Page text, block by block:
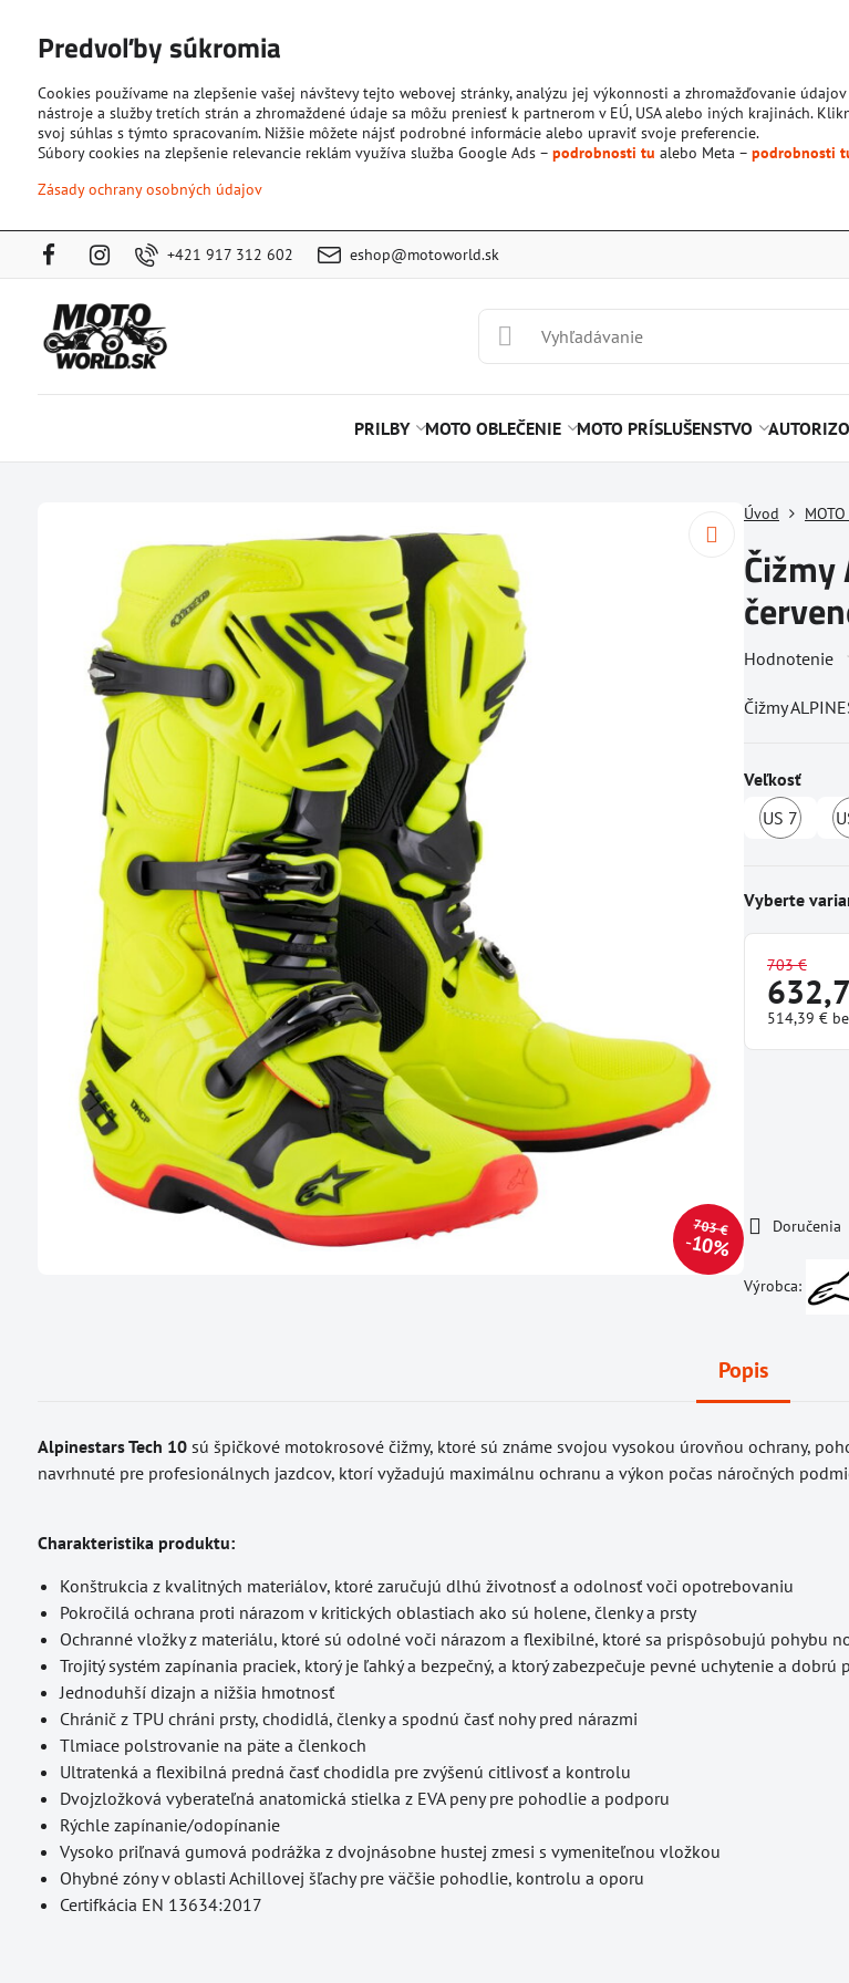
+421 917 312 602 eshop@motoworld.sk
PRILBY MOTO OBLEČENIE MOTO PRÍSLUŠENSTVO
703 €
10%
Úvod
Čižmy
Hodnotenie
Čižmy
Veľkosť
US 7
Vyberte
703 €
514,39 €
Doručenia
Výrobca:
Popis
Alpinestars Tech 10sú špičkové motokrosové čižmy, ktoré sú známe svojou vysokou úrovňou ochrany,
navrhnuté pre profesionálnych jazdcov, ktorí vyžadujú maximálnu ochranu a výkon počas náročných
Charakteristika produktu:
Konštrukcia z kvalitných materiálov, ktoré zaručujú dlhú životnosť a odolnosť voči opotrebovaniu
Pokročilá ochrana proti nárazom v kritických oblastiach ako sú holene, členky a prsty
Ochranné vložky z materiálu, ktoré sú odolné voči nárazom a flexibilné, ktoré sa prispôsobujú pohybu
Trojitý systém zapínania praciek, ktorý je ľahký a bezpečný, a ktorý zabezpečuje pevné uchytenie a dobrú
Jednoduhší dizajn a nižšia hmotnosť
Chránič z TPU chráni prsty, chodidlá, členky a spodnú časť nohy pred nárazmi
Tlmiace polstrovanie na päte a členkoch
Ultratenká a flexibilná predná časť chodidla pre zvýšenú citlivosť a kontrolu
Dvojzložková vyberateľná anatomická stielka z EVA peny pre pohodlie a podporu
Rýchle zapínanie/odopínanie
Vysoko priľnavá gumová podrážka z dvojnásobne hustej zmesi s vymeniteľnou vložkou
Ohybné zóny v oblasti Achillovej šľachy pre väčšie pohodlie, kontrolu a oporu
Certifkácia EN 13634:2017
Predvoľby súkromia
Cookies používame na zlepšenie vašej návštevy tejto webovej stránky, analýzu jej výkonnosti a zhromažďovanie
nástroje a služby tretích strán a zhromaždené údaje sa môžu preniesť k partnerom v EÚ, USA alebo iných krajinách.
svoj súhlas s týmto spracovaním. Nižšie môžete nájsť podrobné informácie alebo upraviť svoje preferencie.
Súbory cookies na zlepšenie relevancie reklám využíva služba Google Ads – podrobnosti tu alebo Meta – podrobnosti
Zásady ochrany osobných údajov